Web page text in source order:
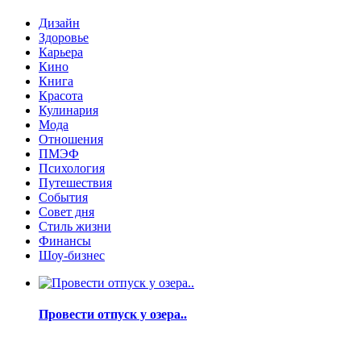
Дизайн
Здоровье
Карьера
Кино
Книга
Красота
Кулинария
Мода
Отношения
ПМЭФ
Психология
Путешествия
События
Совет дня
Стиль жизни
Финансы
Шоу-бизнес
Провести отпуск у озера..